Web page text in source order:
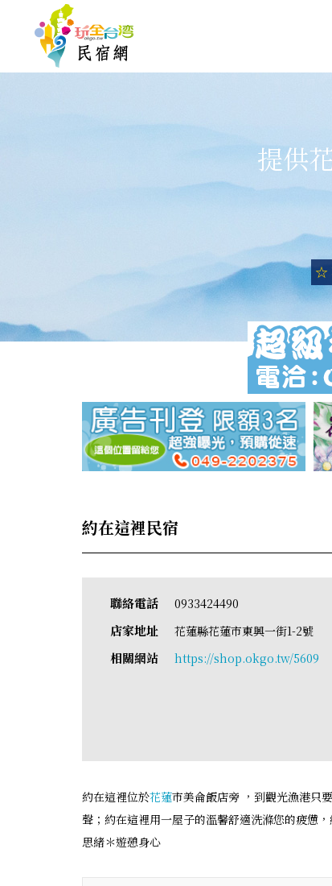
提供
☆
約在這裡民宿
聯絡電話 0933424490
店家地址 花蓮縣花蓮市東興一街1-2號
相關網站 https://shop.okgo.tw/5609
約在這裡位於花蓮市美侖飯店旁 ，到觀光漁港只
聲；約在這裡用一屋子的溫馨舒適洗滌您的疲憊
思緒＊遊憩身心